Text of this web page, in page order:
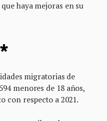
haya mejoras en su
migratorias de
menores de 18 años,
con respecto a 2021.